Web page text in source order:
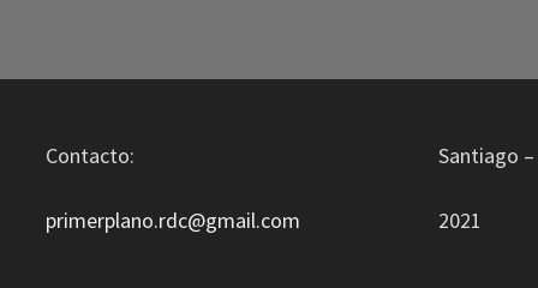
Contacto:
primerplano.rdc@gmail.com
Santiago –
2021